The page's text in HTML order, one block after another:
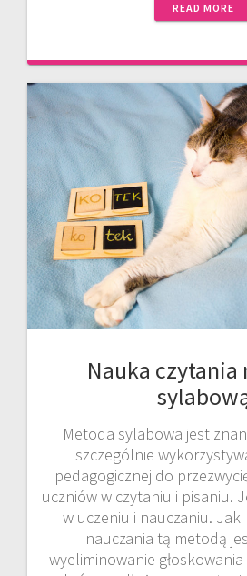
READ MORE
Nauka czytania
Metoda sylabowa jest
szczególnie
pedagogicznej do
uczniów w czytaniu i pisaniu.
w uczeniu i nauczaniu.
nauczania tą metodą
wyeliminowanie